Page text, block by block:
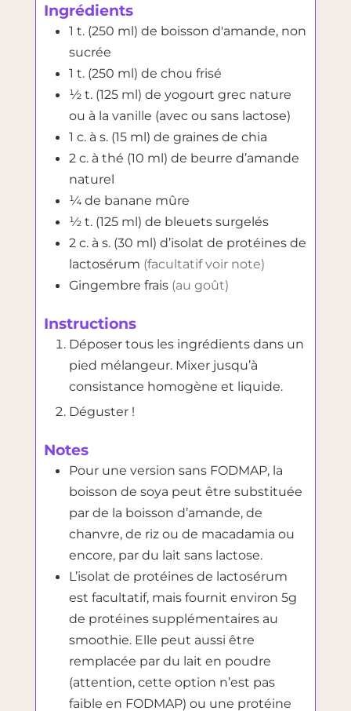
Ingrédients
1 t. (250 ml) de boisson d'amande, non
sucrée
1 t. (250 ml) de chou frisé
½ t. (125 ml) de yogourt grec nature
ou à la vanille (avec ou sans lactose)
1 c. à s. (15 ml) de graines de chia
2 c. à thé (10 ml) de beurre d’amande
naturel
¼ de banane mûre
½ t. (125 ml) de bleuets surgelés
2 c. à s. (30 ml) d’isolat de protéines de
lactosérum (facultatif voir note)
Gingembre frais (au goût)
Instructions
Déposer tous les ingrédients dans un
pied mélangeur. Mixer jusqu’à
consistance homogène et liquide.
Déguster !
Notes
Pour une version sans FODMAP, la
boisson de soya peut être substituée
par de la boisson d’amande, de
chanvre, de riz ou de macadamia ou
encore, par du lait sans lactose.
L’isolat de protéines de lactosérum
est facultatif, mais fournit environ 5g
de protéines supplémentaires au
smoothie. Elle peut aussi être
remplacée par du lait en poudre
(attention, cette option n’est pas
faible en FODMAP) ou une protéine